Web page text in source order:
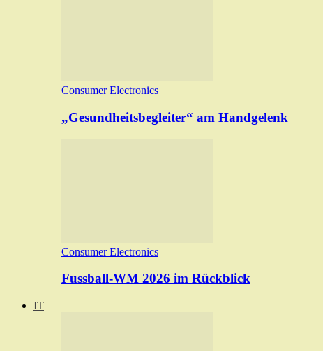
Consumer Electronics
„Gesundheitsbegleiter“ am Handgelenk
Consumer Electronics
Fussball-WM 2026 im Rückblick
IT